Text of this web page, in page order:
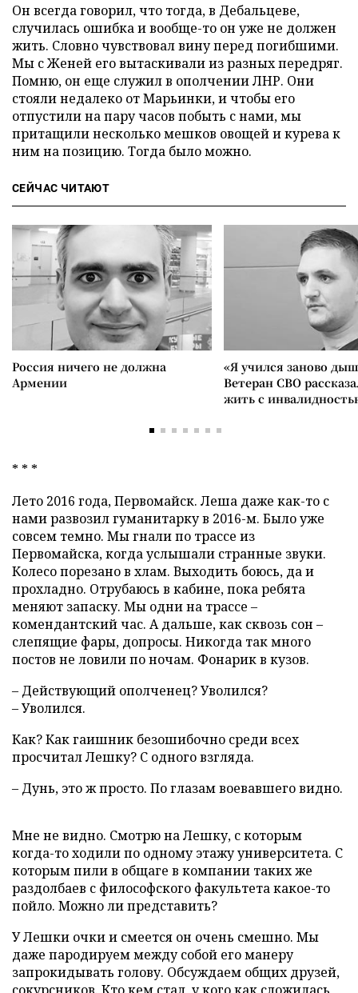
Он всегда говорил, что тогда, в Дебальцеве,
случилась ошибка и вообще-то он уже не должен
жить. Словно чувствовал вину перед погибшими.
Мы с Женей его вытаскивали из разных передряг.
Помню, он еще служил в ополчении ЛНР. Они
стояли недалеко от Марьинки, и чтобы его
отпустили на пару часов побыть с нами, мы
притащили несколько мешков овощей и курева к
ним на позицию. Тогда было можно.
СЕЙЧАС ЧИТАЮТ
Россия ничего не должна
Армении
«Я учился заново
Ветеран СВО
жить с
* * *
Лето 2016 года, Первомайск. Леша даже как-то с
нами развозил гуманитарку в 2016-м. Было уже
совсем темно. Мы гнали по трассе из
Первомайска, когда услышали странные звуки.
Колесо порезано в хлам. Выходить боюсь, да и
прохладно. Отрубаюсь в кабине, пока ребята
меняют запаску. Мы одни на трассе –
комендантский час. А дальше, как сквозь сон –
слепящие фары, допросы. Никогда так много
постов не ловили по ночам. Фонарик в кузов.
– Действующий ополченец? Уволился?
– Уволился.
Как? Как гаишник безошибочно среди всех
просчитал Лешку? С одного взгляда.
– Дунь, это ж просто. По глазам воевавшего видно.
Мне не видно. Смотрю на Лешку, с которым
когда-то ходили по одному этажу университета. С
которым пили в общаге в компании таких же
раздолбаев с философского факультета какое-то
пойло. Можно ли представить?
У Лешки очки и смеется он очень смешно. Мы
даже пародируем между собой его манеру
запрокидывать голову. Обсуждаем общих друзей,